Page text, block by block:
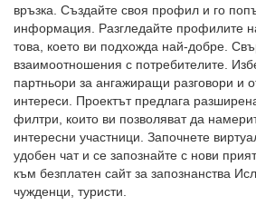
връзка. Създайте своя профил и го
информация. Разгледайте профилите
това, което ви подхожда най-добре.
взаимоотношения с потребителите.
партньори за ангажиращи разговори и
интереси. Проектът предлага
филтри, които ви позволяват да
интересни участници. Започнете
удобен чат и се запознайте с нови
към безплатен сайт за запознанства
чужденци, туристи.